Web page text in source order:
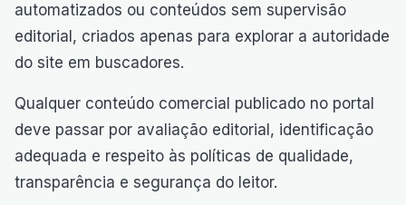
automatizados ou conteúdos sem supervisão
editorial, criados apenas para explorar a autoridade
do site em buscadores.
Qualquer conteúdo comercial publicado no portal
deve passar por avaliação editorial, identificação
adequada e respeito às políticas de qualidade,
transparência e segurança do leitor.